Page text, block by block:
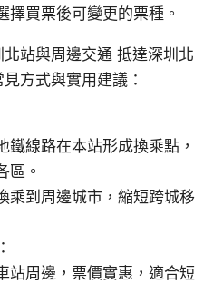
擇買票後可變更的票種。
站與周邊交通 抵達深圳北
方式與實用建議：
鐵線路在本站形成換乘點，
區。
乘到周邊城市，縮短跨城移
站周邊，票價實惠，適合短